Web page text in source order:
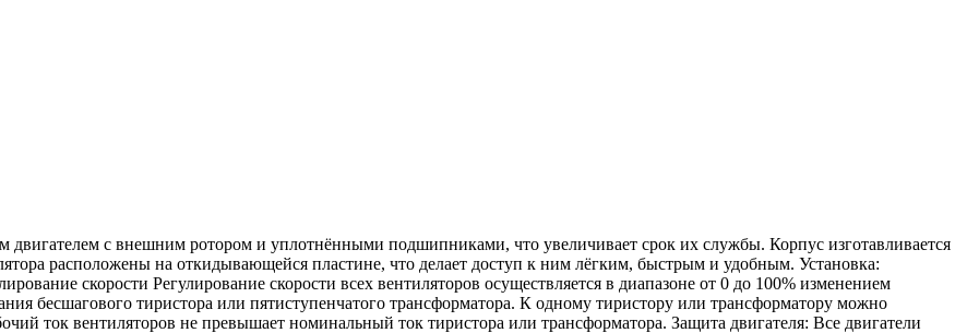
с внешним ротором и уплотнёнными подшипниками, что увеличивает срок их службы. Корпус изготавливается
расположены на откидывающейся пластине, что делает доступ к ним лёгким, быстрым и удобным. Установка:
скорости Регулирование скорости всех вентиляторов осуществляется в диапазоне от 0 до 100% изменением
бесшагового тиристора или пятиступенчатого трансформатора. К одному тиристору или трансформатору можно
ток вентиляторов не превышает номинальный ток тиристора или трансформатора. Защита двигателя: Все двигатели